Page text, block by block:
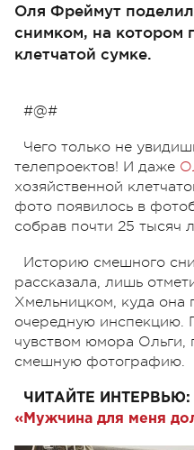
Оля Фреймут
снимком, на котором
клетчатой сумке.
#@#
Чего только не
телепроектов! И даже
хозяйственной
фото появилось в
собрав почти 25 тысяч
Историю смешного
рассказала, лишь
Хмельницком, куда она
очередную инспекцию.
чувством юмора Ольги,
смешную фотографию.
ЧИТАЙТЕ ИНТЕРВЬЮ:
«Мужчина для меня